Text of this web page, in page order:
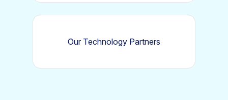
Our Technology Partners